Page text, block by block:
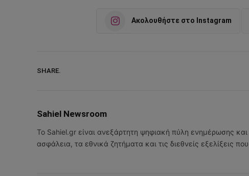
Ακολουθήστε στο Instagram
SHARE.
Sahiel Newsroom
Το Sahiel.gr είναι ανεξάρτητη ψηφιακή πύλη ενημέρωσης
ασφάλεια, τα εθνικά ζητήματα και τις διεθνείς εξελίξεις